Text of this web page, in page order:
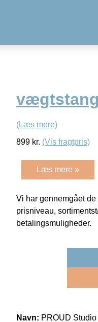
(Læs mere)
899 kr. (Vis fragtpris)
Læs mere »
Vi har gennemgået
prisniveau,
betalingsmuligheder.
Navn: PROUD